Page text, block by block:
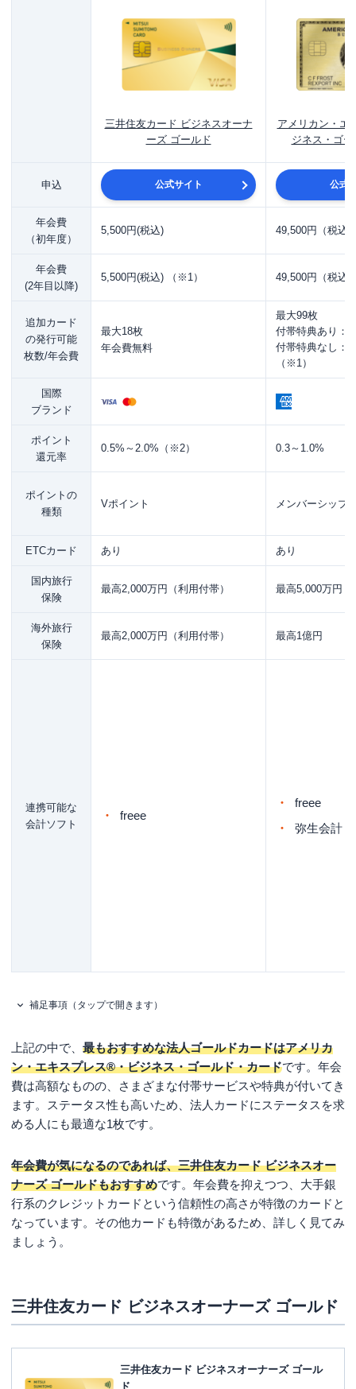
付帯サービス（特典や保険など）の実用性
追加カードの発行枚数と年会費
ETCカードの発行枚数と年会費
連携できる会計ソフトの種類
の違いと審査基準
新規法人でも入会可能な法人ゴールドカードもある
三井住友カード ビジネスオーナ
ーズ ゴールド
アメリカン・エ
ジネス・ゴ
申込 公式サイト 公式
年会費
（初年度）
5,500円(税込) 49,500円（税込
年会費
(2年目以降)
5,500円(税込) （※1） 49,500円（税込
追加カード
の発行可能
枚数/年会費
最大18枚
年会費無料
最大99枚
付帯特典あり：
付帯特典なし：
（※1）
国際
ブランド
ポイント
還元率
0.5%～2.0%（※2） 0.3～1.0%
ポイントの
種類
Vポイント メンバーシップ
ETCカード あり あり
国内旅行
保険
最高2,000万円（利用付帯） 最高5,000万円
海外旅行
保険
最高2,000万円（利用付帯） 最高1億円
連携可能な
会計ソフト
freee
freee
弥生会計
補足事項（タップで開きます）
上記の中で、 最もおすすめな法人ゴールドカードはアメリカ
ン・エキスプレス®・ビジネス・ゴールド・カードです。年会
費は高額なものの、さまざまな付帯サービスや特典が付いてき
ます。ステータス性も高いため、法人カードにステータスを求
める人にも最適な1枚です。
年会費が気になるのであれば、三井住友カード ビジネスオー
ナーズ ゴールドもおすすめです。年会費を抑えつつ、大手銀
行系のクレジットカードという信頼性の高さが特徴のカードと
なっています。その他カードも特徴があるため、詳しく見てみ
ましょう。
三井住友カード ビジネスオーナーズ ゴールド
三井住友カード ビジネスオーナーズ ゴール
ド